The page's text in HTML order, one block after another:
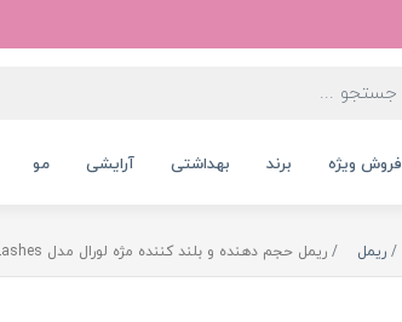
فروش ویژه برند بهداشتی آرایشی مو
ریمل ریمل حجم دهنده و بلند کننده مژه لورال مدل Million Lashes رنگ Extra Black^